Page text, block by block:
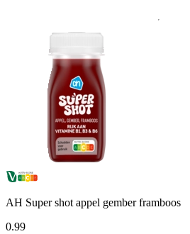
AH Super shot appel gember framboos
0.99